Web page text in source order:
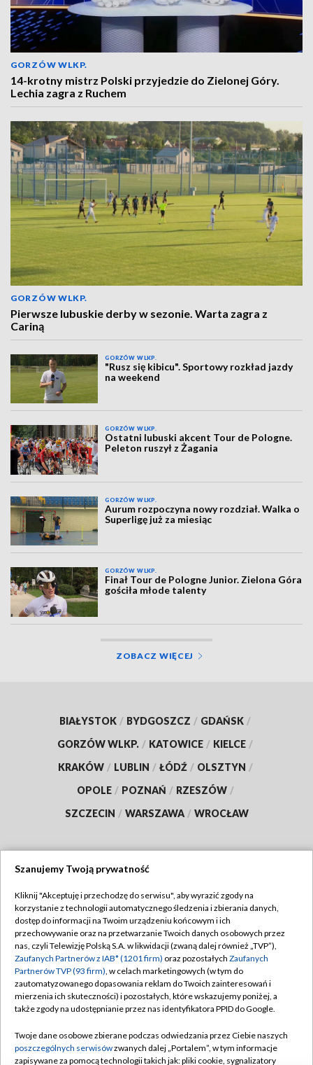
GORZÓW WLKP.
14-krotny mistrz Polski przyjedzie do Zielonej Góry.
Lechia zagra z Ruchem
GORZÓW WLKP.
Pierwsze lubuskie derby w sezonie. Warta zagra z
Cariną
GORZÓW WLKP.
"Rusz się kibicu". Sportowy rozkład jazdy
na weekend
GORZÓW WLKP.
Ostatni lubuski akcent Tour de Pologne.
Peleton ruszył z Żagania
GORZÓW WLKP.
Aurum rozpoczyna nowy rozdział. Walka o
Superligę już za miesiąc
GORZÓW WLKP.
Finał Tour de Pologne Junior. Zielona Góra
gościła młode talenty
ZOBACZ WIĘCEJ
BIAŁYSTOK / BYDGOSZCZ / GDAŃSK /
GORZÓW WLKP. / KATOWICE / KIELCE /
KRAKÓW / LUBLIN / ŁÓDŹ / OLSZTYN /
OPOLE / POZNAŃ / RZESZÓW /
SZCZECIN / WARSZAWA / WROCŁAW
TVP
Abonament TVP
Emisja w TVP
Centrum informacji TVP
Naziemna Telewizja Cyfrowa
Rada Programowa
Regulamin TVP
Polityka prywatności
Moje zgody
Pomoc
Kontakt
Szanujemy Twoją prywatność
Kliknij "Akceptuję i przechodzę do serwisu", aby wyrazić zgody na
korzystanie z technologii automatycznego śledzenia i zbierania danych,
dostęp do informacji na Twoim urządzeniu końcowym i ich
przechowywanie oraz na przetwarzanie Twoich danych osobowych przez
nas, czyli Telewizję Polską S.A. w likwidacji (zwaną dalej również „TVP”),
Zaufanych Partnerów z IAB* (1201 firm) oraz pozostałych Zaufanych
Partnerów TVP (93 firm), w celach marketingowych (w tym do
zautomatyzowanego dopasowania reklam do Twoich zainteresowań i
mierzenia ich skuteczności) i pozostałych, które wskazujemy poniżej, a
także zgody na udostępnianie przez nas identyfikatora PPID do Google.
Twoje dane osobowe zbierane podczas odwiedzania przez Ciebie naszych
poszczególnych serwisówzwanych dalej „Portalem”, w tym informacje
zapisywane za pomocą technologii takich jak: pliki cookie, sygnalizatory